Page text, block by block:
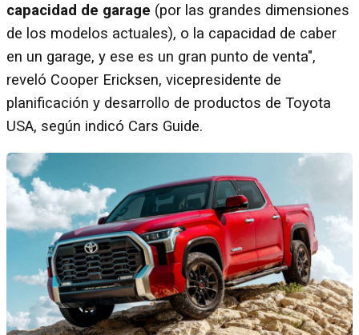
capacidad de garage (por las grandes dimensiones
de los modelos actuales), o la capacidad de caber
en un garage, y ese es un gran punto de venta",
reveló Cooper Ericksen, vicepresidente de
planificación y desarrollo de productos de Toyota
USA, según indicó Cars Guide.